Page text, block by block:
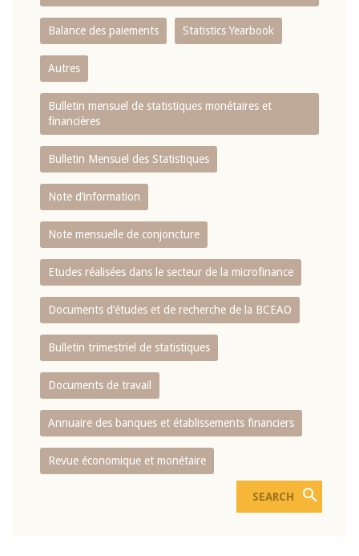
Balance des paiements Statistics Yearbook
Autres
Bulletin mensuel de statistiques monétaires et
financières
Bulletin Mensuel des Statistiques
Note d’information
Note mensuelle de conjoncture
Etudes réalisées dans le secteur de la microfinance
Documents d’études et de recherche de la BCEAO
Bulletin trimestriel de statistiques
Documents de travail
Annuaire des banques et établissements financiers
Revue économique et monétaire